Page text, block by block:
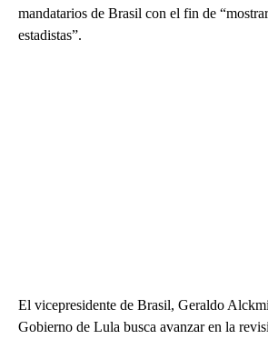
mandatarios de Brasil con el fin de
estadistas”.
El vicepresidente de Brasil, Geraldo
Gobierno de Lula busca avanzar en la